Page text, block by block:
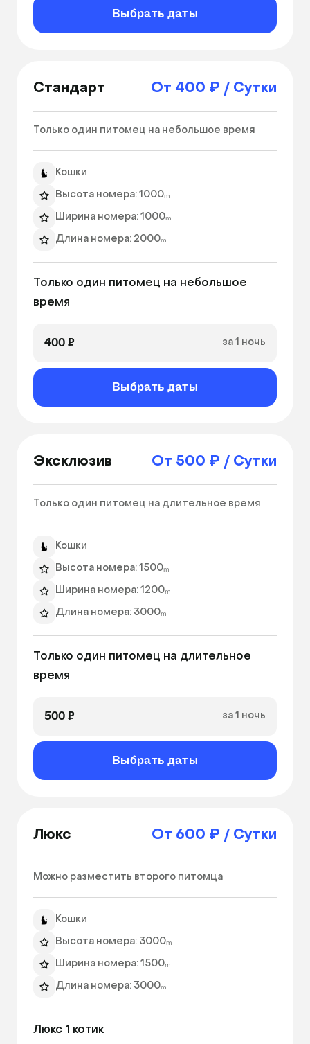
Выбрать даты
Стандарт От 400 ₽ / Сутки
Только один питомец на небольшое время
Кошки
Высота номера: 1000ₘ
Ширина номера: 1000ₘ
Длина номера: 2000ₘ
Игры с питомцем
Бутилированная вода
Ежедневный фото отчет
Только один питомец на небольшое
время
400 ₽ за 1 ночь
Выбрать даты
Эксклюзив От 500 ₽ / Сутки
Только один питомец на длительное время
Кошки
Высота номера: 1500ₘ
Ширина номера: 1200ₘ
Длина номера: 3000ₘ
Игры с питомцем
Бутилированная вода
Ежедневный фото отчет
Только один питомец на длительное
время
500 ₽ за 1 ночь
Выбрать даты
Люкс От 600 ₽ / Сутки
Можно разместить второго питомца
Кошки
Высота номера: 3000ₘ
Ширина номера: 1500ₘ
Длина номера: 3000ₘ
Игры с питомцем
Бутилированная вода
Люкс 1 котик